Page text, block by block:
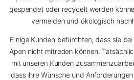
gespendet oder recycelt werden
vermeiden und ökologisch
Einige Kunden befürchten, dass sie
Apen nicht mitreden können.
mit unseren Kunden
dass ihre Wünsche und